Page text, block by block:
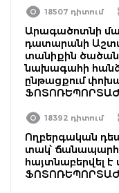
18507 դիտում
Արագածոտնի
դատարանի
տանիքին
նախագահի
ընթացքում
18392 դիտում
Ողբերգական
տակ՝
հայտնաբերվել